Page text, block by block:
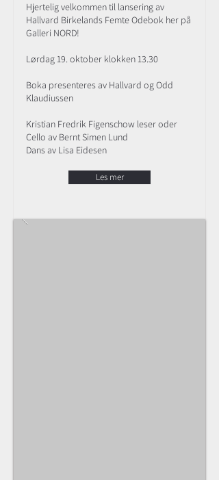
Hjertelig velkommen til lansering av
Hallvard Birkelands Femte Odebok her på
Galleri NORD!
Lørdag 19. oktober klokken 13.30
Boka presenteres av Hallvard og Odd
Klaudiussen
Kristian Fredrik Figenschow leser oder
Cello av Bernt Simen Lund
Dans av Lisa Eidesen
Les mer